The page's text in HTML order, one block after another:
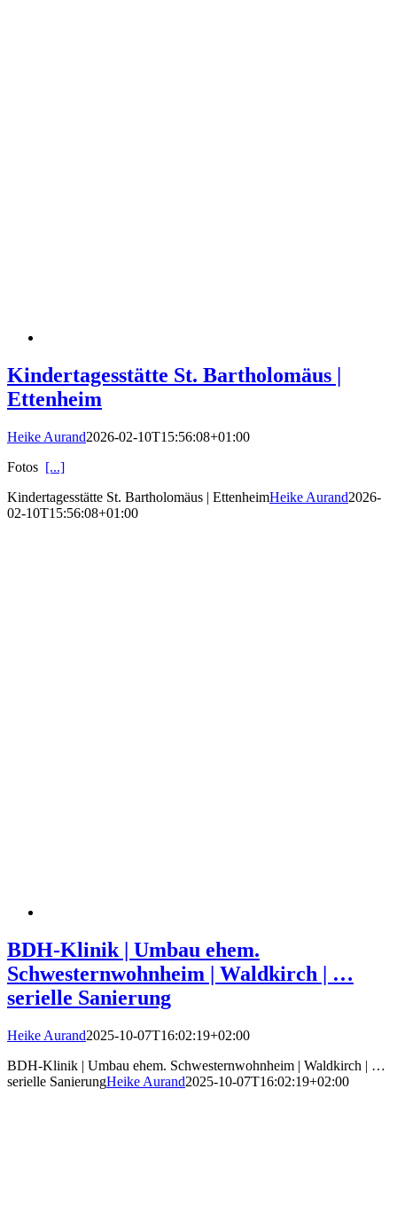
Kindertagesstätte St. Bartholomäus |
Ettenheim
Heike Aurand2026-02-10T15:56:08+01:00
Fotos [...]
Kindertagesstätte St. Bartholomäus | EttenheimHeike Aurand2026-
02-10T15:56:08+01:00
BDH-Klinik | Umbau ehem.
Schwesternwohnheim | Waldkirch | …
serielle Sanierung
Heike Aurand2025-10-07T16:02:19+02:00
BDH-Klinik | Umbau ehem. Schwesternwohnheim | Waldkirch | …
serielle SanierungHeike Aurand2025-10-07T16:02:19+02:00